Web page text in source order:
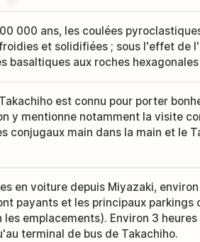
000 ans, les coulées
et solidifiées ; sous l'effet de
basaltiques aux roches
est connu pour porter
y mentionne notamment la visite
conjugaux main dans la main et le
en voiture depuis Miyazaki,
payants et les principaux parkings
les emplacements). Environ 3
terminal de bus de Takachiho.